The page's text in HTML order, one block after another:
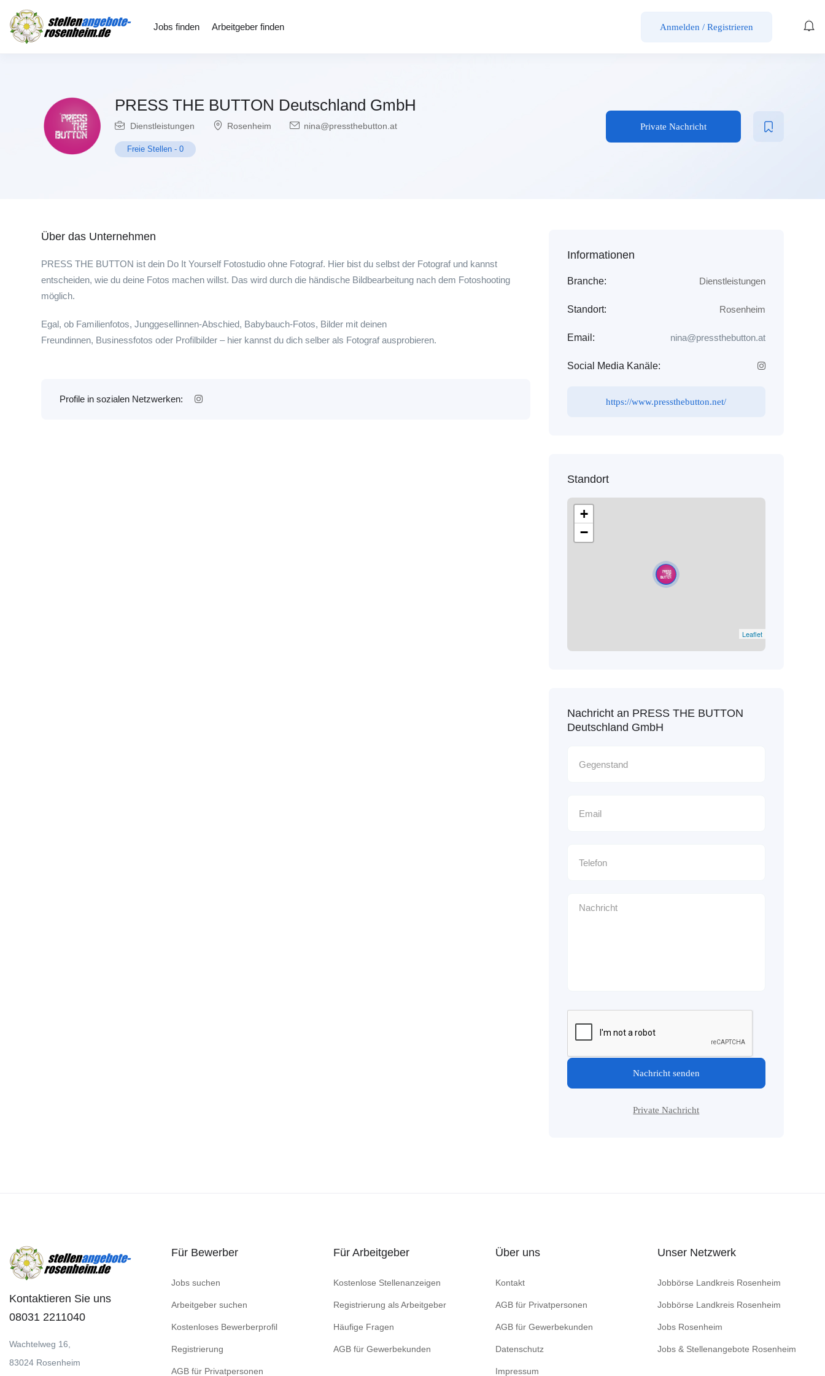
Jobs finden Arbeitgeber finden Anmelden / Registrieren
PRESS THE BUTTON Deutschland GmbH
Dienstleistungen Rosenheim nina@pressthebutton.at
Freie Stellen - 0
Private Nachricht
Über das Unternehmen
PRESS THE BUTTON ist dein Do It Yourself Fotostudio ohne Fotograf. Hier bist du selbst der Fotograf und kannst
entscheiden, wie du deine Fotos machen willst. Das wird durch die händische Bildbearbeitung nach dem Fotoshooting
möglich.
Egal, ob Familienfotos, Junggesellinnen-Abschied, Babybauch-Fotos, Bilder mit deinen
Freundinnen, Businessfotos oder Profilbilder – hier kannst du dich selber als Fotograf ausprobieren.
Profile in sozialen Netzwerken:
Informationen
Branche: Dienstleistungen
Standort: Rosenheim
Email: nina@pressthebutton.at
Social Media Kanäle:
https://www.pressthebutton.net/
Standort
+
−
Leaflet
Nachricht an PRESS THE BUTTON
Deutschland GmbH
Nachricht senden
Private Nachricht
Kontaktieren Sie uns
08031 2211040
Wachtelweg 16,
83024 Rosenheim
Für Bewerber
Jobs suchen
Arbeitgeber suchen
Kostenloses Bewerberprofil
Registrierung
AGB für Privatpersonen
Für Arbeitgeber
Kostenlose Stellenanzeigen
Registrierung als Arbeitgeber
Häufige Fragen
AGB für Gewerbekunden
Über uns
Kontakt
AGB für Privatpersonen
AGB für Gewerbekunden
Datenschutz
Impressum
Unser Netzwerk
Jobbörse Landkreis Rosenheim
Jobbörse Landkreis Rosenheim
Jobs Rosenheim
Jobs & Stellenangebote Rosenheim